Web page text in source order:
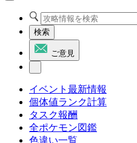
検索
ご意見
イベント最新情報
個体値ランク計算
タスク報酬
全ポケモン図鑑
色違い一覧